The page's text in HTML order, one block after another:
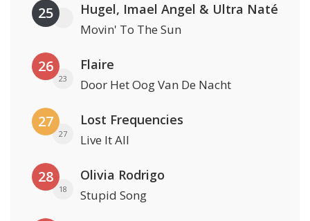
25 Hugel, Imael Angel & Ultra Naté
Movin' To The Sun
26
23
Flaire
Door Het Oog Van De Nacht
27
27
Lost Frequencies
Live It All
28
18
Olivia Rodrigo
Stupid Song